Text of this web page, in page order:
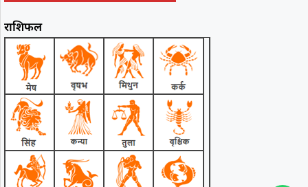
राशिफल